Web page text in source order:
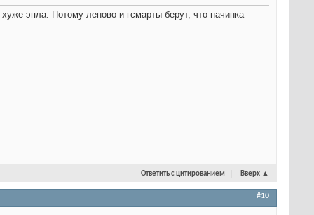
эпла. Потому леново и гсмарты берут, что начинка
Ответить с цитированием Вверх ▲
#10